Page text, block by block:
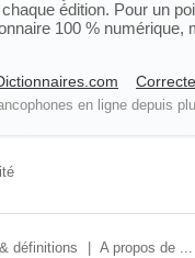
édition. Pour un
100 % numérique,
en ligne depuis
définitions A propos de ...